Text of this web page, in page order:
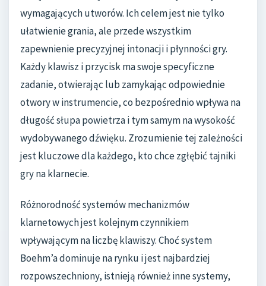
wymagających utworów. Ich celem jest nie tylko
ułatwienie grania, ale przede wszystkim
zapewnienie precyzyjnej intonacji i płynności gry.
Każdy klawisz i przycisk ma swoje specyficzne
zadanie, otwierając lub zamykając odpowiednie
otwory w instrumencie, co bezpośrednio wpływa na
długość słupa powietrza i tym samym na wysokość
wydobywanego dźwięku. Zrozumienie tej zależności
jest kluczowe dla każdego, kto chce zgłębić tajniki
gry na klarnecie.
Różnorodność systemów mechanizmów
klarnetowych jest kolejnym czynnikiem
wpływającym na liczbę klawiszy. Choć system
Boehm’a dominuje na rynku i jest najbardziej
rozpowszechniony, istnieją również inne systemy,